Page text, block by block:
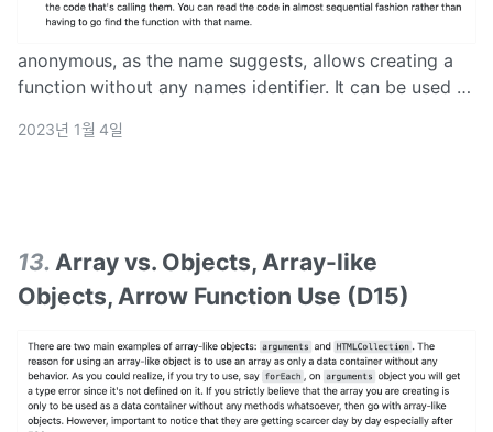
anonymous, as the name suggests, allows creating a
function without any names identifier. It can be used as
2023년 1월 4일
13. Array vs. Objects, Array-like
Objects, Arrow Function Use (D15)